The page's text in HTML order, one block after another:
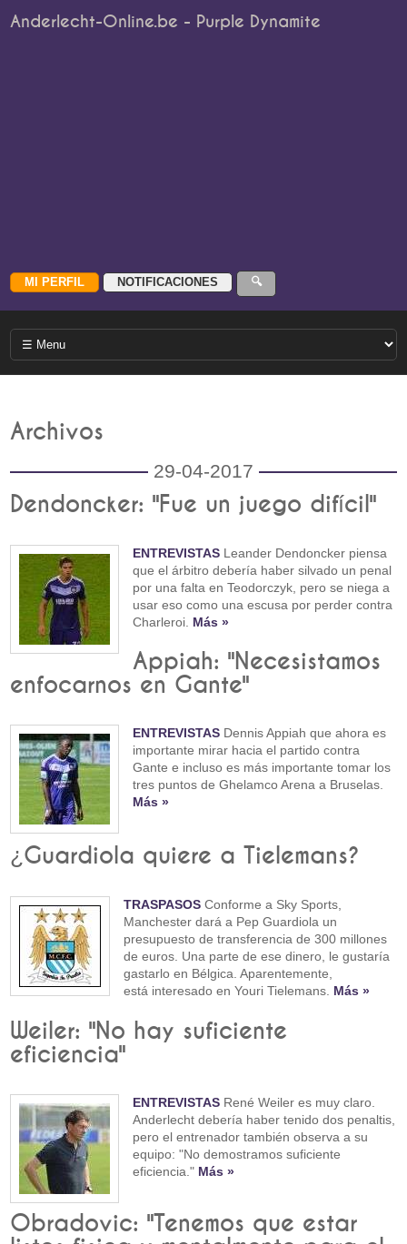
Anderlecht-Online.be - Purple Dynamite
Archivos
29-04-2017
Dendoncker: "Fue un juego difícil"
ENTREVISTAS Leander Dendoncker piensa
que el árbitro debería haber silvado un penal
por una falta en Teodorczyk, pero se niega a
usar eso como una escusa por perder contra
Charleroi. Más »
Appiah: "Necesistamos
enfocarnos en Gante"
ENTREVISTAS Dennis Appiah que ahora es
importante mirar hacia el partido contra
Gante e incluso es más importante tomar los
tres puntos de Ghelamco Arena a Bruselas.
Más »
¿Guardiola quiere a Tielemans?
TRASPASOS Conforme a Sky Sports,
Manchester dará a Pep Guardiola un
presupuesto de transferencia de 300 millones
de euros. Una parte de ese dinero, le gustaría
gastarlo en Bélgica. Aparentemente,
está interesado en Youri Tielemans. Más »
Weiler: "No hay suficiente
eficiencia"
ENTREVISTAS René Weiler es muy claro.
Anderlecht debería haber tenido dos penaltis,
pero el entrenador también observa a su
equipo: "No demostramos suficiente
eficiencia." Más »
Obradovic: "Tenemos que estar